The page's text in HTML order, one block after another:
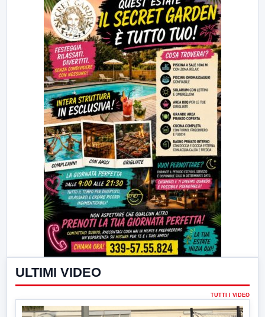
ULTIMI VIDEO
TUTTI I VIDEO